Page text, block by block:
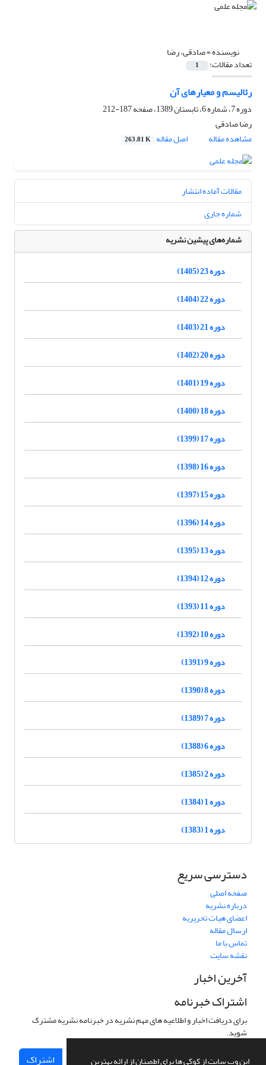
این وب سایت از کوکی ها برای اطمینان از ارائه بهترین
نویسنده =صادقی، رضا
تعداد مقالات: 1
رئالیسم و معیارهای آن
دوره 7، شماره 6، تابستان 1389، صفحه
187-212
رضا صادقی
مشاهده مقاله
اصل مقاله 263.81 K
مقالات آماده انتشار
شماره جاری
شماره‌های پیشین نشریه
دوره 23 (1405)
دوره 22 (1404)
دوره 21 (1403)
دوره 20 (1402)
دوره 19 (1401)
دوره 18 (1400)
دوره 17 (1399)
دوره 16 (1398)
دوره 15 (1397)
دوره 14 (1396)
دوره 13 (1395)
دوره 12 (1394)
دوره 11 (1393)
دوره 10 (1392)
دوره 9 (1391)
دوره 8 (1390)
دوره 7 (1389)
دوره 6 (1388)
دوره 2 (1385)
دوره 1 (1384)
دوره 1 (1383)
دسترسی سریع
صفحه اصلی
درباره نشریه
اعضای هیات تحریریه
ارسال مقاله
تماس با ما
نقشه سایت
آخرین اخبار
اشتراک خبرنامه
برای دریافت اخبار و اطلاعیه های مهم نشریه در خبرنامه نشریه مشترک
شوید.
اشتراک